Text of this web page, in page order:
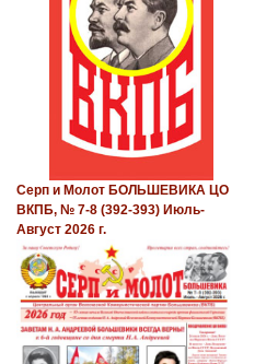
Серп и Молот БОЛЬШЕВИКА ЦО
ВКПБ, № 7-8 (392-393) Июль-
Август 2026 г.